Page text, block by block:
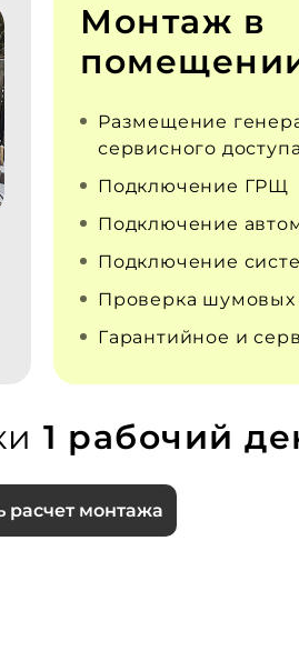
Монтаж в
Размещение
сервисного доступа
Подключение ГРЩ
Подключение
Подключение
Проверка
Гарантийное и
1 рабочий
расчет монтажа